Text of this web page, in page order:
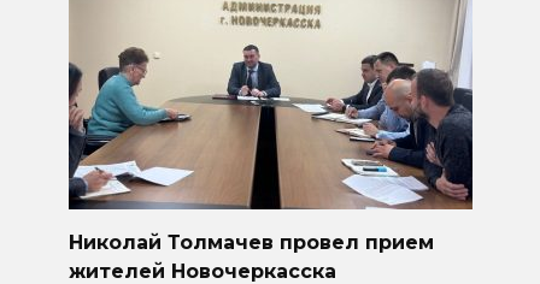
Николай Толмачев провел прием
жителей Новочеркасска